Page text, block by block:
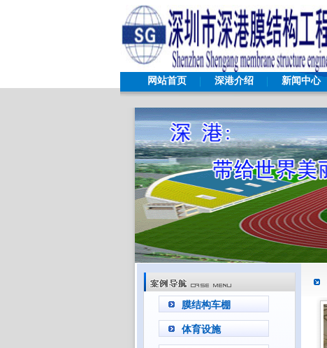
网站首页 深港介绍 新闻中心
膜结构车棚
体育设施